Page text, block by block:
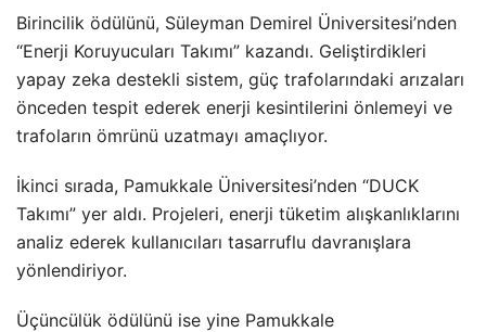
Birincilik ödülünü, Süleyman Demirel Üniversitesi’nden
“Enerji Koruyucuları Takımı” kazandı. Geliştirdikleri
yapay zeka destekli sistem, güç trafolarındaki arızaları
önceden tespit ederek enerji kesintilerini önlemeyi ve
trafoların ömrünü uzatmayı amaçlıyor.
İkinci sırada, Pamukkale Üniversitesi’nden “DUCK
Takımı” yer aldı. Projeleri, enerji tüketim alışkanlıklarını
analiz ederek kullanıcıları tasarruflu davranışlara
yönlendiriyor.
Üçüncülük ödülünü ise yine Pamukkale